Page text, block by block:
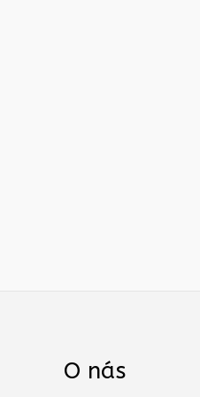
O nás